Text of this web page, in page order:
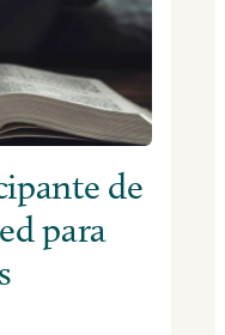
de
para